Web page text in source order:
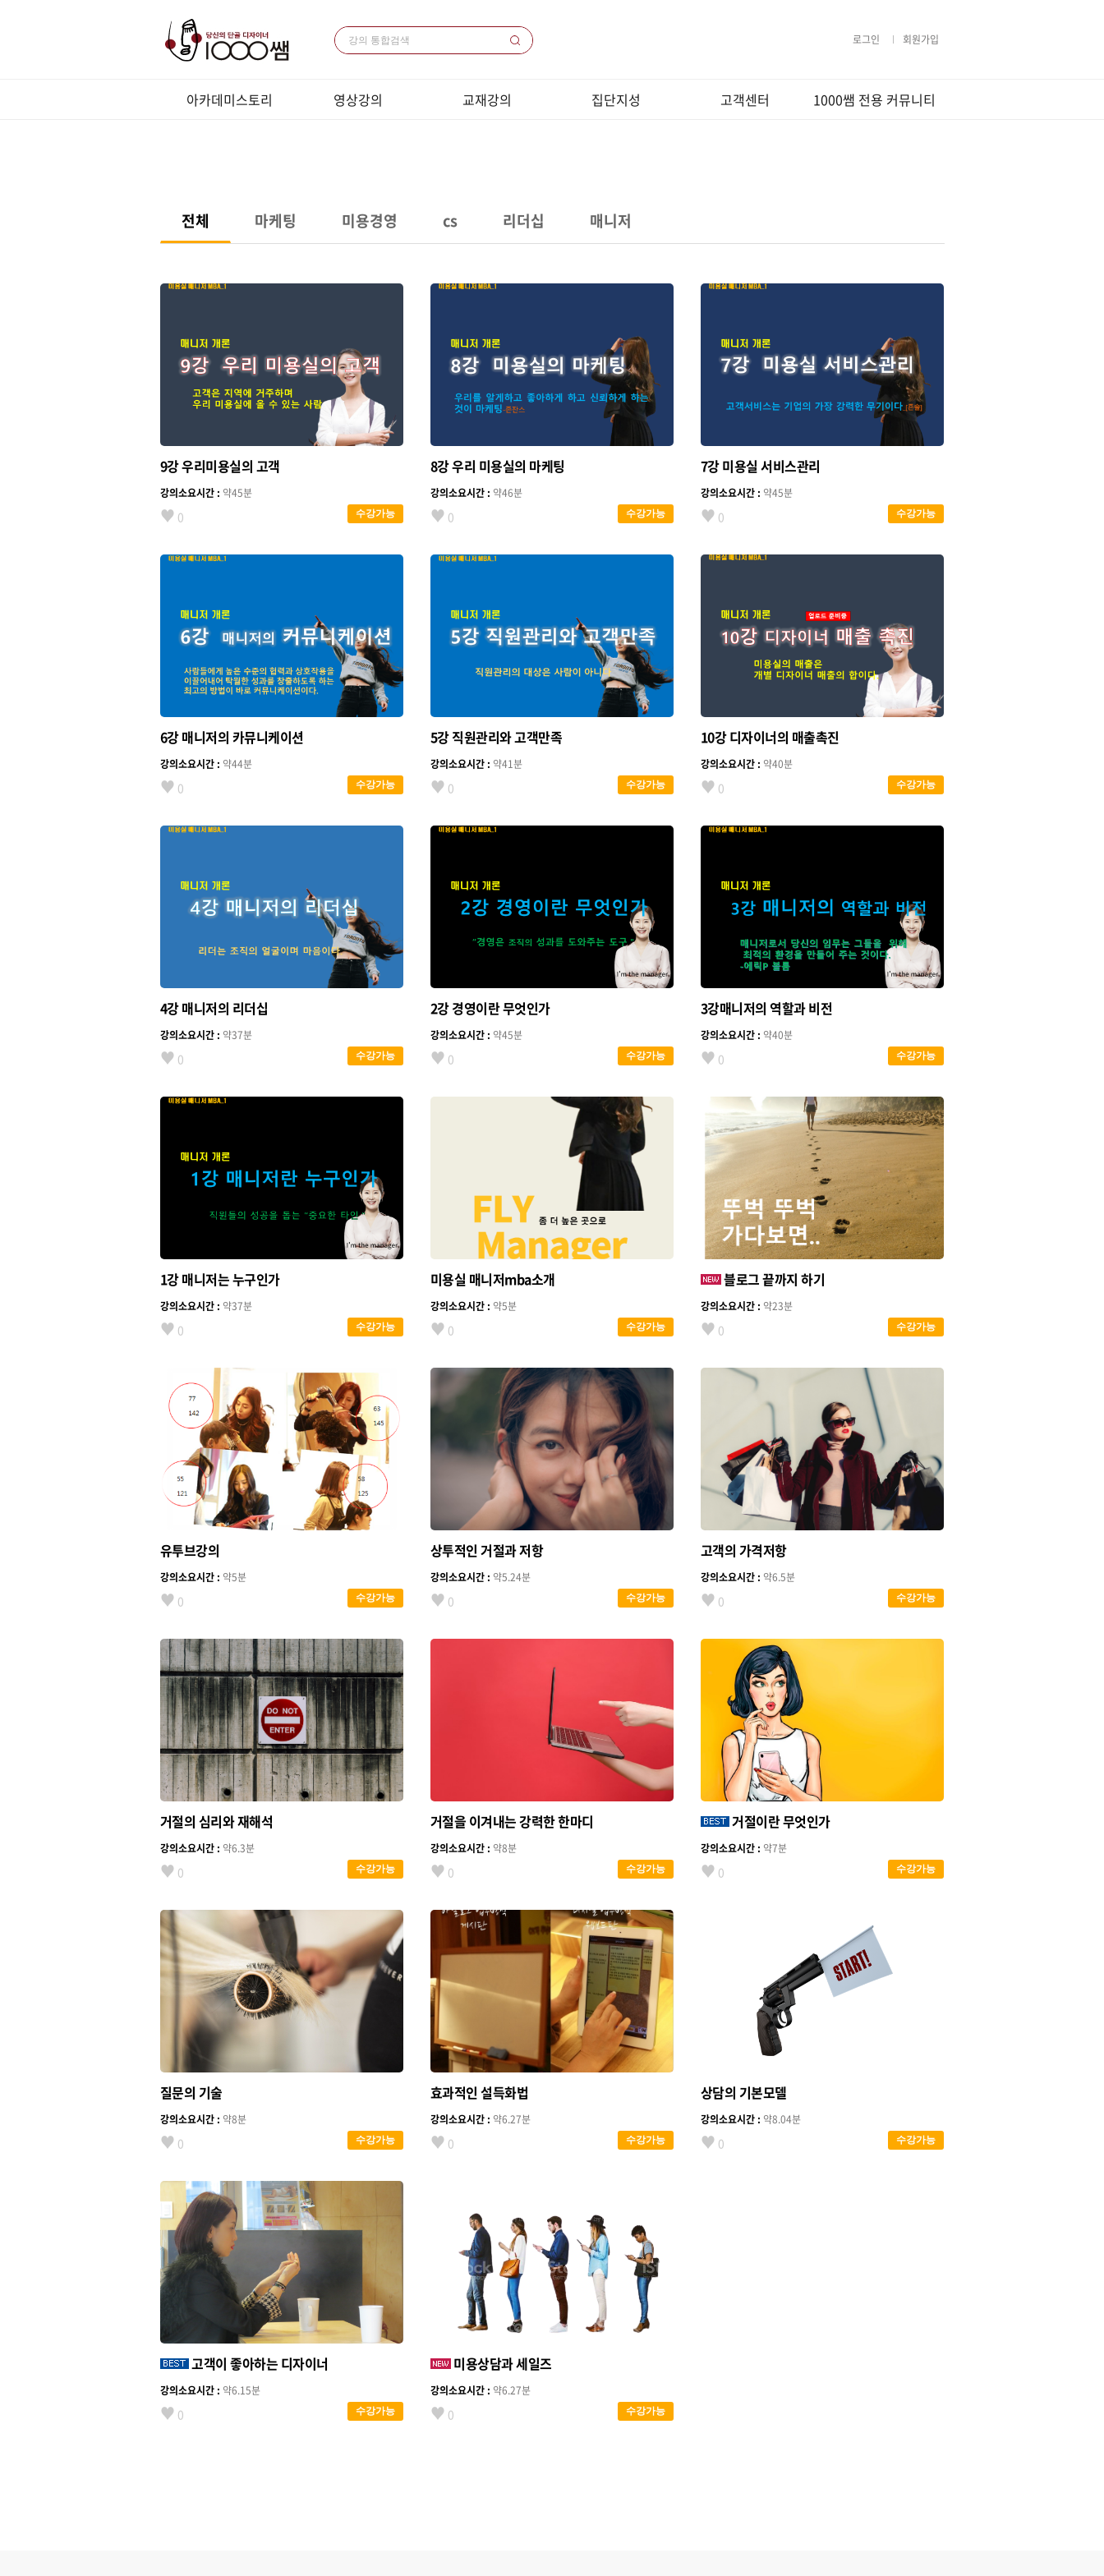
로그인 회원가입
아카데미스토리 영상강의 교재강의 집단지성 고객센터
강사지원
개인정보처리방침
1000쌤 전용 커뮤니티
전체 마케팅 미용경영 cs 리더십 매니저
9강 우리미용실의 고객
강의소요시간 : 약45분
♥ 0 수강가능
8강 우리 미용실의 마케팅
강의소요시간 : 약46분
♥ 0 수강가능
7강 미용실 서비스관리
강의소요시간 : 약45분
♥ 0 수강가능
6강 매니저의 카뮤니케이션
강의소요시간 : 약44분
♥ 0 수강가능
5강 직원관리와 고객만족
강의소요시간 : 약41분
♥ 0 수강가능
10강 디자이너의 매출촉진
강의소요시간 : 약40분
♥ 0 수강가능
4강 매니저의 리더십
강의소요시간 : 약37분
♥ 0 수강가능
2강 경영이란 무엇인가
강의소요시간 : 약45분
♥ 0 수강가능
3강매니저의 역할과 비전
강의소요시간 : 약40분
♥ 0 수강가능
1강 매니저는 누구인가
강의소요시간 : 약37분
♥ 0 수강가능
미용실 매니저mba소개
강의소요시간 : 약5분
♥ 0 수강가능
블로그 끝까지 하기
강의소요시간 : 약23분
♥ 0 수강가능
유투브강의
강의소요시간 : 약5분
♥ 0 수강가능
상투적인 거절과 저항
강의소요시간 : 약5.24분
♥ 0 수강가능
고객의 가격저항
강의소요시간 : 약6.5분
♥ 0 수강가능
거절의 심리와 재해석
강의소요시간 : 약6.3분
♥ 0 수강가능
거절을 이겨내는 강력한 한마디
강의소요시간 : 약8분
♥ 0 수강가능
거절이란 무엇인가
강의소요시간 : 약7분
♥ 0 수강가능
질문의 기술
강의소요시간 : 약8분
♥ 0 수강가능
효과적인 설득화법
강의소요시간 : 약6.27분
♥ 0 수강가능
상담의 기본모델
강의소요시간 : 약8.04분
♥ 0 수강가능
고객이 좋아하는 디자이너
강의소요시간 : 약6.15분
♥ 0 수강가능
미용상담과 세일즈
강의소요시간 : 약6.27분
♥ 0 수강가능